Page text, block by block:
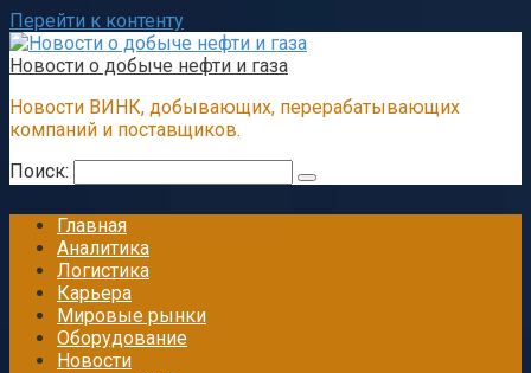
Перейти к контенту
Новости о добыче нефти и газа
Новости ВИНК, добывающих, перерабатывающих
компаний и поставщиков.
Поиск:
Главная
Аналитика
Логистика
Карьера
Мировые рынки
Оборудование
Новости